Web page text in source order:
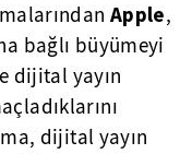
Apple,
bağlı büyümeyi
dijital yayın
dijital yayın